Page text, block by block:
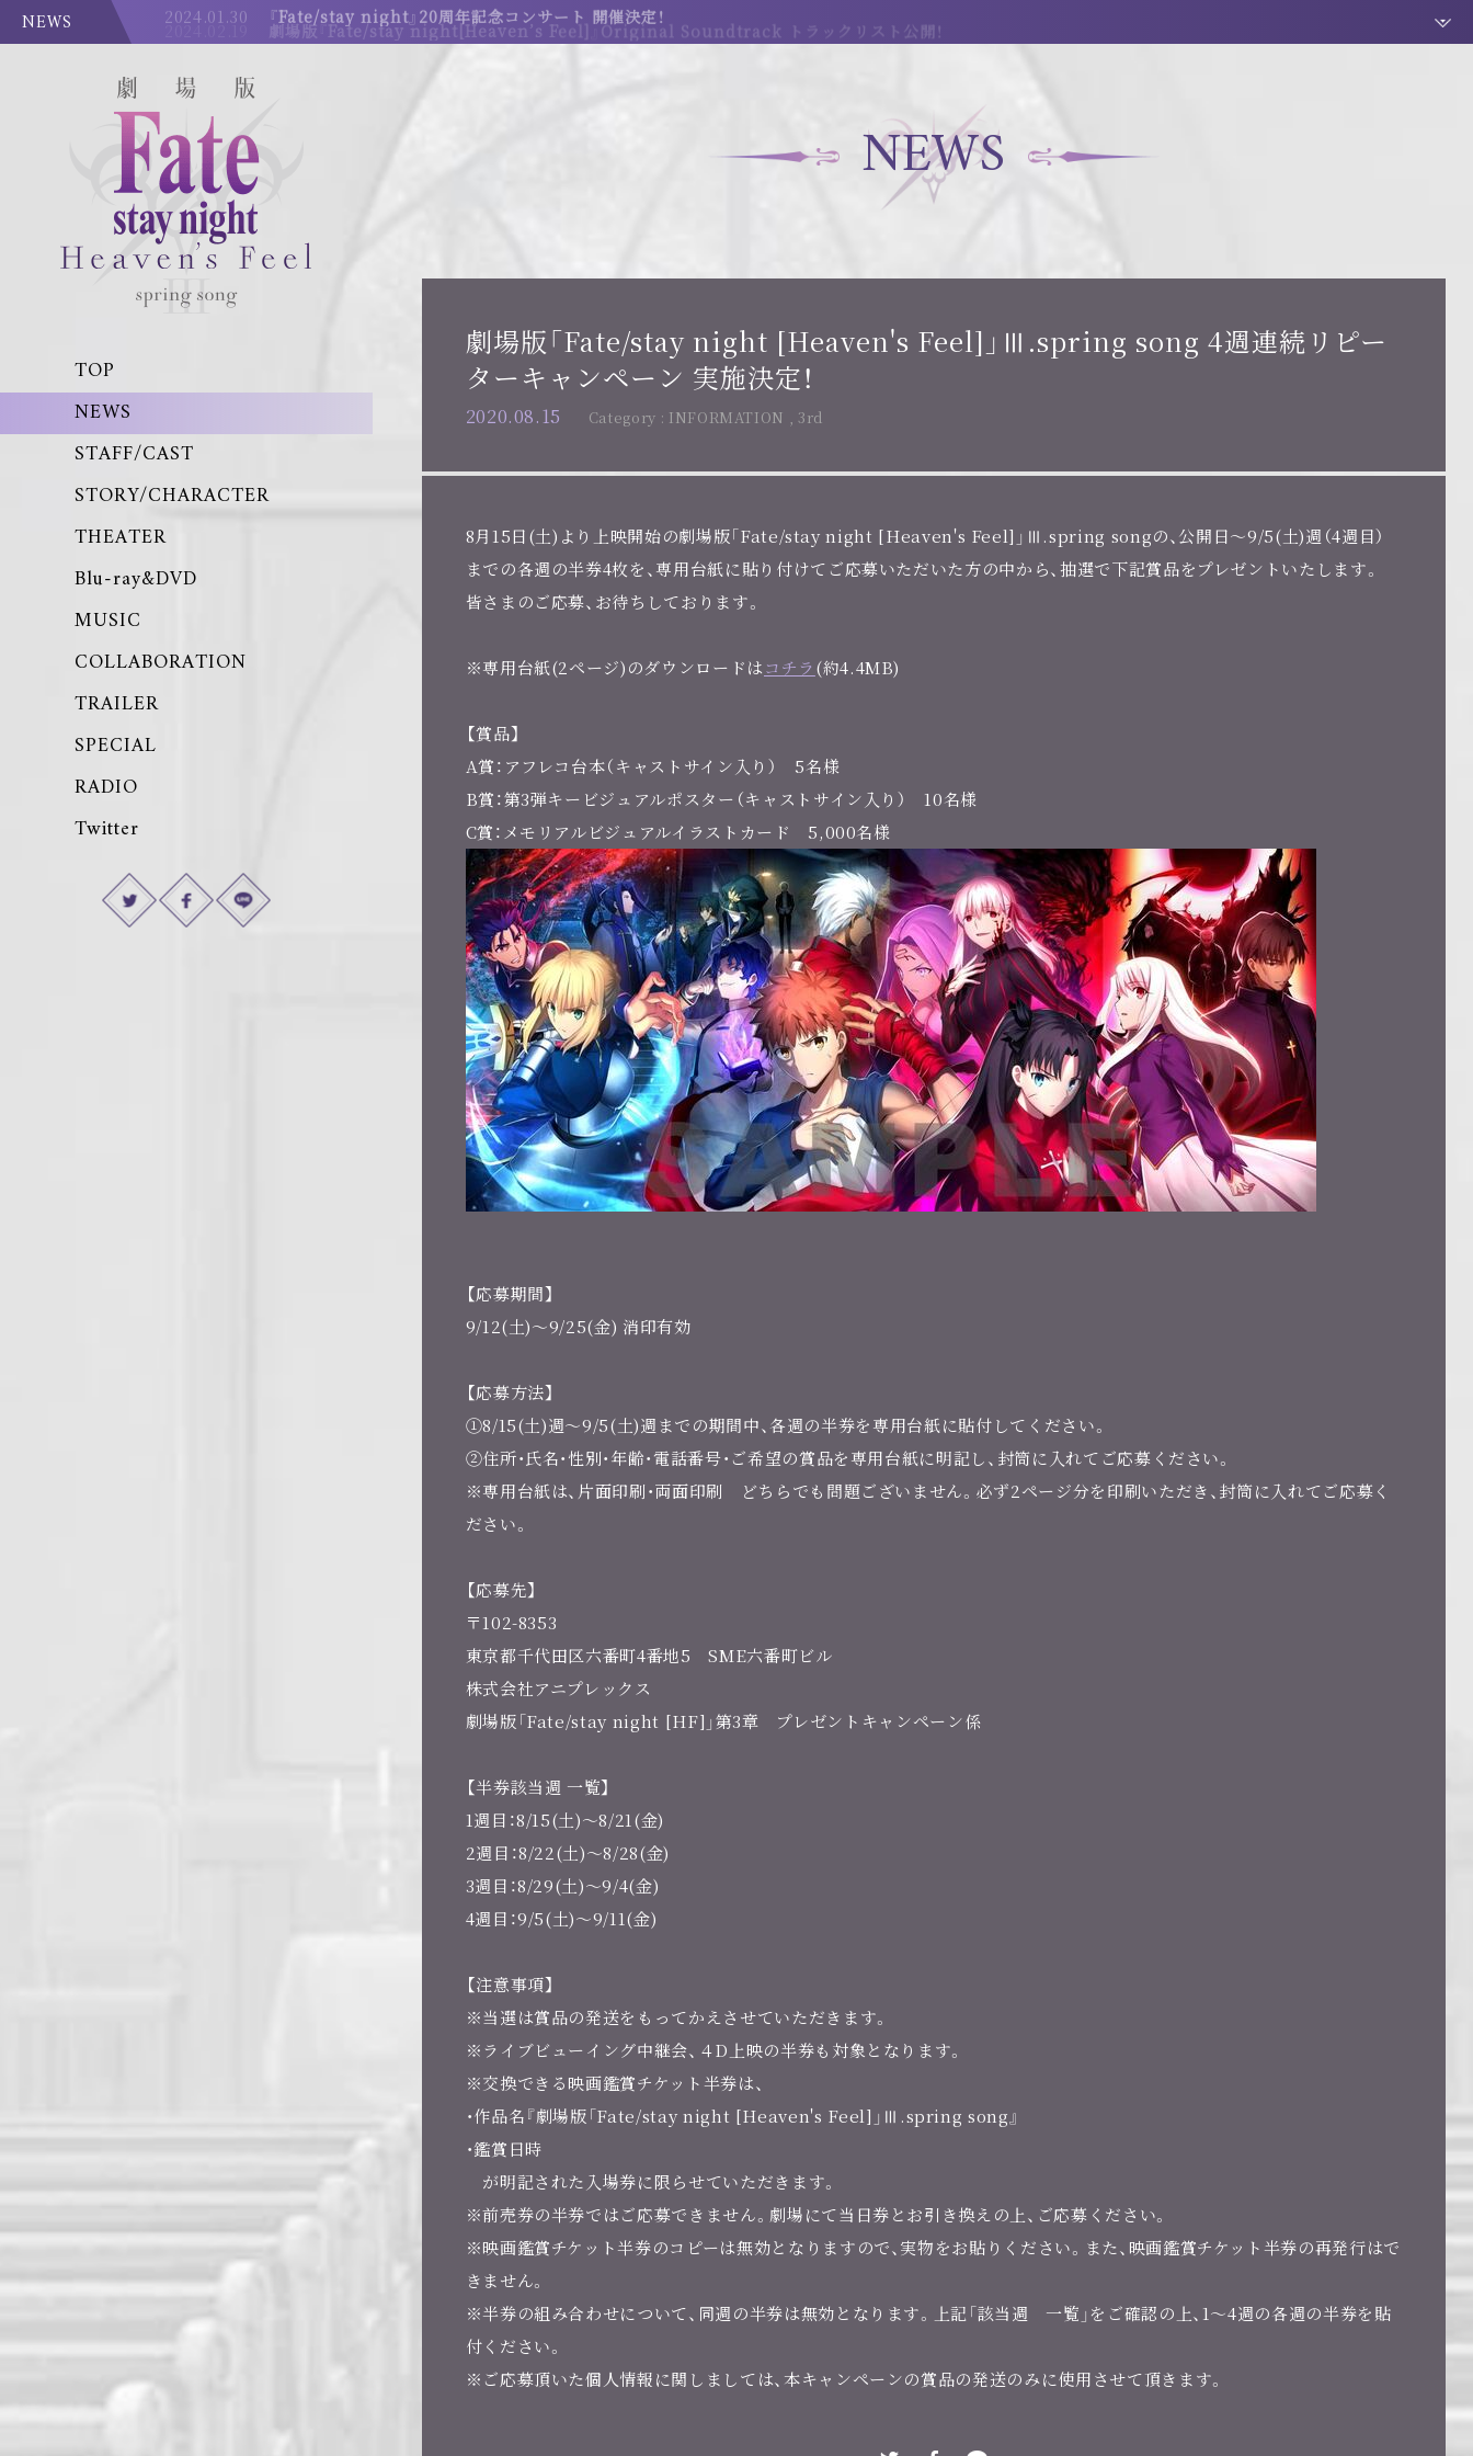
NEWS 2024.01.30 『Fate/stay night』20周年記念コンサート 開催決定！
TOP
NEWS
STAFF/CAST
STORY/CHARACTER
THEATER
Blu-ray&DVD
MUSIC
COLLABORATION
TRAILER
SPECIAL
RADIO
Twitter
NEWS
劇場版「Fate/stay night [Heaven's Feel]」Ⅲ.spring song 4週連続リピー
ターキャンペーン 実施決定！
2020.08.15 INFORMATION ,3rd
8月15日(土)より上映開始の劇場版「Fate/stay night [Heaven's Feel]」Ⅲ.spring songの、公開日～9/5(土)週（4週目）
までの各週の半券4枚を、専用台紙に貼り付けてご応募いただいた方の中から、抽選で下記賞品をプレゼントいたします。
皆さまのご応募、お待ちしております。
※専用台紙(2ページ)のダウンロードはコチラ (約4.4MB)
【賞品】
A賞：アフレコ台本（キャストサイン入り） 5名様
B賞：第3弾キービジュアルポスター（キャストサイン入り） 10名様
C賞：メモリアルビジュアルイラストカード 5,000名様
【応募期間】
9/12(土)～9/25(金) 消印有効
【応募方法】
①8/15(土)週～9/5(土)週までの期間中、各週の半券を専用台紙に貼付してください。
②住所・氏名・性別・年齢・電話番号・ご希望の賞品を専用台紙に明記し、封筒に入れてご応募ください。
※専用台紙は、片面印刷・両面印刷 どちらでも問題ございません。必ず2ページ分を印刷いただき、封筒に入れてご応募く
ださい。
【応募先】
〒102-8353
東京都千代田区六番町4番地5 SME六番町ビル
株式会社アニプレックス
劇場版「Fate/stay night [HF]」第3章 プレゼントキャンペーン係
【半券該当週 一覧】
1週目：8/15(土)～8/21(金)
2週目：8/22(土)～8/28(金)
3週目：8/29(土)～9/4(金)
4週目：9/5(土)～9/11(金)
【注意事項】
※当選は賞品の発送をもってかえさせていただきます。
※ライブビューイング中継会、４D上映の半券も対象となります。
※交換できる映画鑑賞チケット半券は、
・作品名『劇場版「Fate/stay night [Heaven's Feel]」Ⅲ.spring song』
・鑑賞日時
が明記された入場券に限らせていただきます。
※前売券の半券ではご応募できません。劇場にて当日券とお引き換えの上、ご応募ください。
※映画鑑賞チケット半券のコピーは無効となりますので、実物をお貼りください。また、映画鑑賞チケット半券の再発行はで
きません。
※半券の組み合わせについて、同週の半券は無効となります。上記「該当週 一覧」をご確認の上、1～4週の各週の半券を貼
付ください。
※ご応募頂いた個人情報に関しましては、本キャンペーンの賞品の発送のみに使用させて頂きます。